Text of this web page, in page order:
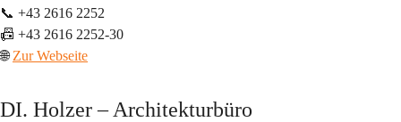
📞 +43 2616 2252
📠 +43 2616 2252-30
🌐 Zur Webseite
DI. Holzer – Architekturbüro